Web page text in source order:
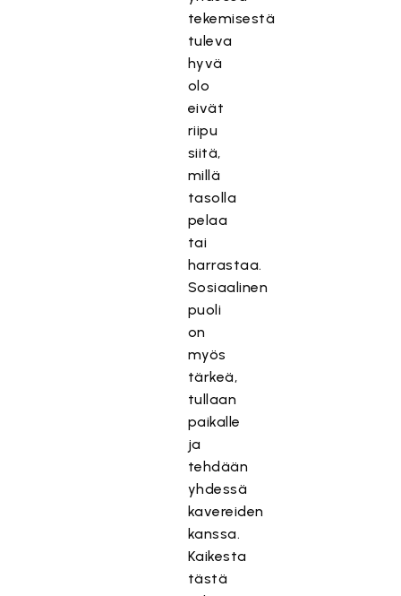
tekemisestä
tuleva
hyvä
olo
eivät
riipu
siitä,
millä
tasolla
pelaa
tai
harrastaa.
Sosiaalinen
puoli
on
myös
tärkeä,
tullaan
paikalle
ja
tehdään
yhdessä
kavereiden
kanssa.
Kaikesta
tästä